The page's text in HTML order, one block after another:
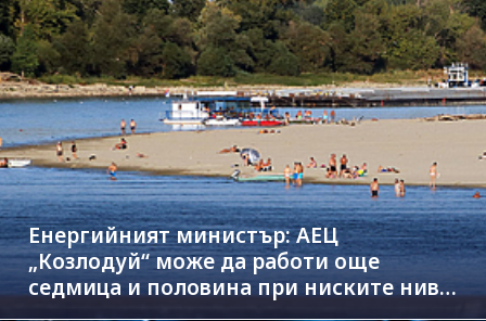
Енергийният министър: АЕЦ
„Козлодуй“ може да работи още
седмица и половина при ниските нива
на Дунав